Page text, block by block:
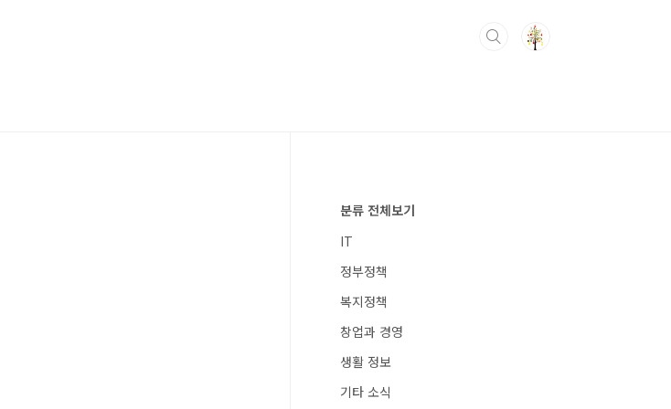
분류 전체보기
IT
정부정책
복지정책
창업과 경영
생활 정보
기타 소식